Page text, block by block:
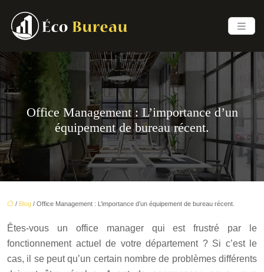
Office Management : L’importance d’un
équipement de bureau récent.
/ Blog / Office Management : L’importance d’un équipement de bureau récent.
Êtes-vous un office manager qui est frustré par le
fonctionnement actuel de votre département ? Si c’est le
cas, il se peut qu’un certain nombre de problèmes différents